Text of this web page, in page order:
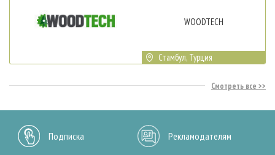
WOODTECH
Стамбул, Турция
Смотреть все
Подписка Рекламодателям